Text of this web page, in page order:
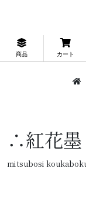
商品 カート
∴紅花墨
mitsubosi